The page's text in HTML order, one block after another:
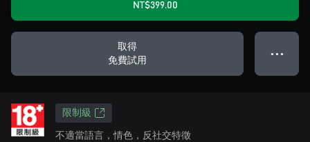
NT$399.00
取得
免費試用
● ● ●
限制級
不適當語言，情色，反社交特徵